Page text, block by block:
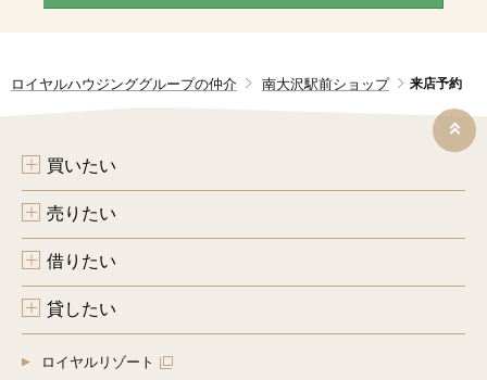
[４]個人情報の第三者への提供
合であって、ご本人の同意を得ることが困難であるとき
（４）公衆衛生の向上または児童の健全な育成の推進のため
（５）国の機関若しくは地方公共団体またはその委託を受け
該事務の遂行に支障を及ぼすおそれがあるとき
（６）新築物件販売等の場合、不動産情報、お名前、ご住所
等の所要項目について、書面、郵便物、電話、電子メール、
広告媒体により第三者に提供されます。なお、ご本人からの
申し出がありましたら、提供は停止いたします。
（売買仲介等の場合に提供する第三者の例示）
３．インターネット広告の掲載業者、不動産事業者団体
ロイヤルハウジンググループの仲介 南大沢駅前ショップ 来店予約
買いたい
売りたい
借りたい
貸したい
ロイヤルリゾート